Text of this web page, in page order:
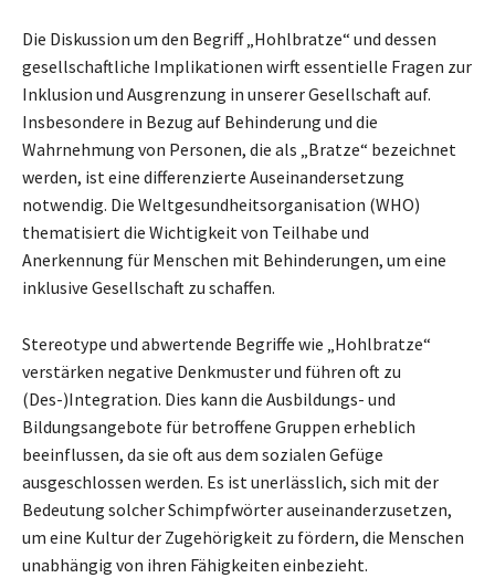
Die Diskussion um den Begriff „Hohlbratze“ und dessen
gesellschaftliche Implikationen wirft essentielle Fragen zur
Inklusion und Ausgrenzung in unserer Gesellschaft auf.
Insbesondere in Bezug auf Behinderung und die
Wahrnehmung von Personen, die als „Bratze“ bezeichnet
werden, ist eine differenzierte Auseinandersetzung
notwendig. Die Weltgesundheitsorganisation (WHO)
thematisiert die Wichtigkeit von Teilhabe und
Anerkennung für Menschen mit Behinderungen, um eine
inklusive Gesellschaft zu schaffen.
Stereotype und abwertende Begriffe wie „Hohlbratze“
verstärken negative Denkmuster und führen oft zu
(Des-)Integration. Dies kann die Ausbildungs- und
Bildungsangebote für betroffene Gruppen erheblich
beeinflussen, da sie oft aus dem sozialen Gefüge
ausgeschlossen werden. Es ist unerlässlich, sich mit der
Bedeutung solcher Schimpfwörter auseinanderzusetzen,
um eine Kultur der Zugehörigkeit zu fördern, die Menschen
unabhängig von ihren Fähigkeiten einbezieht.